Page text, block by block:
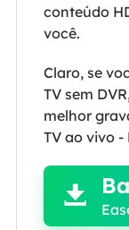
conteúdo
você.
Claro, se
TV sem
melhor
TV ao vivo -

